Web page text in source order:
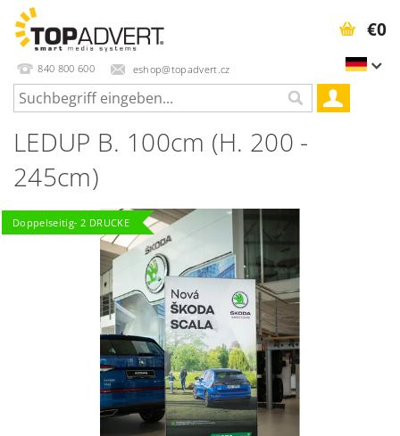
840 800 600 eshop@topadvert.cz
€0
LEDUP B. 100cm (H. 200 -
245cm)
Doppelseitig- 2 DRUCKE